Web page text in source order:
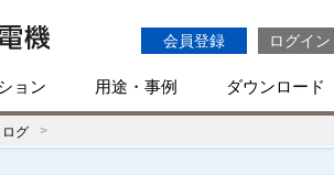
会員登録 ログイン
ョン 用途・事例 ダウンロード
ログ